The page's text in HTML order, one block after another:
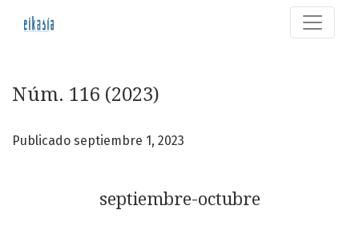
Núm. 116 (2023)
Publicado septiembre 1, 2023
septiembre-octubre